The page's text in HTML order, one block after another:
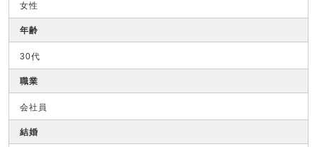
女性
年齢
30代
職業
会社員
結婚